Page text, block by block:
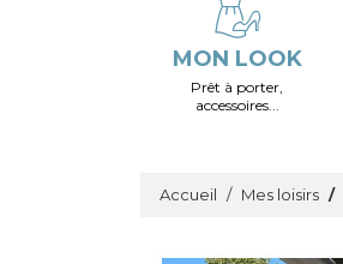
MON LOOK
Prêt à porter,
accessoires...
Accueil Mes loisirs